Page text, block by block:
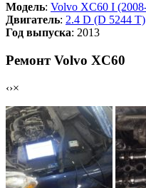
Модель: Volvo XC60 I
Двигатель: 2.4 D (D 5244 T)
Год выпуска: 2013
Ремонт Volvo XC60
‹›×